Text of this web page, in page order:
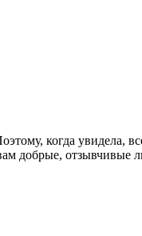
когда увидела,
добрые, отзывчивые